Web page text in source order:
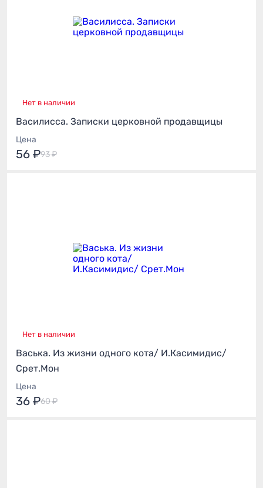
Нет в наличии
Василисса. Записки церковной продавщицы
Цена
56 ₽93 ₽
Нет в наличии
Васька. Из жизни одного кота/ И.Касимидис/
Срет.Мон
Цена
36 ₽60 ₽